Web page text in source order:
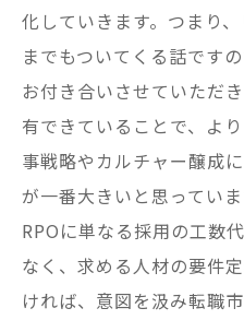
化していきます。つまり
までもついてくる話です
お付き合いさせていただ
有できていることで、よ
事戦略やカルチャー醸成
が一番大きいと思っていま
RPOに単なる採用の工数
なく、求める人材の要件
ければ、意図を汲み転職